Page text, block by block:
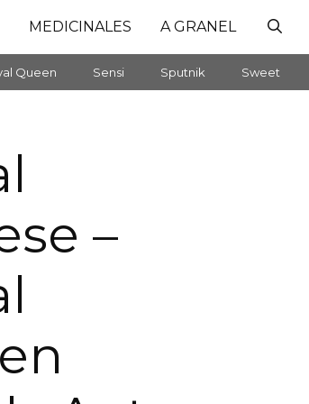
MEDICINALES A GRANEL
Queen Sensi Sputnik Sweet
–